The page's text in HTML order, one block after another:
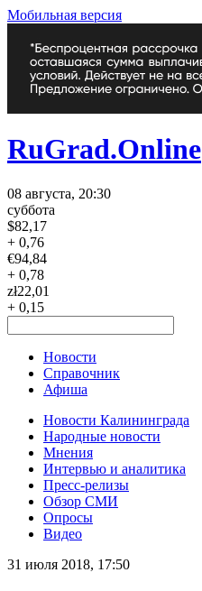
Мобильная версия
RuGrad.Online
08 августа, 20:30
суббота
$82,17
+ 0,76
€94,84
+ 0,78
zł22,01
+ 0,15
Новости
Справочник
Афиша
Новости Калининграда
Народные новости
Мнения
Интервью и аналитика
Пресс-релизы
Обзор СМИ
Опросы
Видео
31 июля 2018, 17:50